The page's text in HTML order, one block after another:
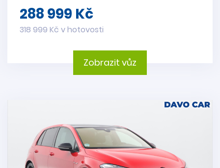
288 999 Kč
318 999 Kč v hotovosti
Zobrazit vůz